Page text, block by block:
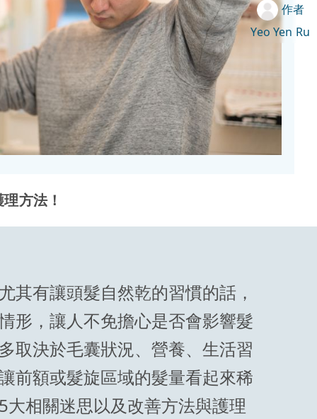
作者
Yeo Yen Ru
方法！
其有讓頭髮自然乾的習慣的話，
形，讓人不免擔心是否會影響髮
取決於毛囊狀況、營養、生活習
前額或髮旋區域的髮量看起來稀
相關迷思以及改善方法與護理